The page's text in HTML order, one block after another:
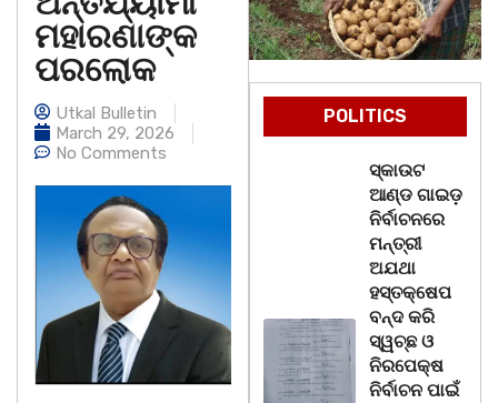
ମହାରଣାଙ୍କ
ପରଲୋକ
Utkal Bulletin
March 29, 2026
No Comments
POLITICS
ସ୍କାଉଟ
ଆଣ୍ଡ ଗାଇଡ଼
ନିର୍ବାଚନରେ
ମନ୍ତ୍ରୀ
ଅଯଥା
ହସ୍ତକ୍ଷେପ
ବନ୍ଦ କରି
ସ୍ୱଚ୍ଛ ଓ
ନିରପେକ୍ଷ
ନିର୍ବାଚନ ପାଇଁ